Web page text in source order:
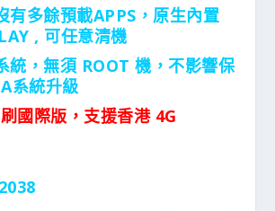
有多餘預載APPS，原生內置
, 可任意清機
統，無須 ROOT 機，不影響保
系統升級
國際版，支援香港 4G